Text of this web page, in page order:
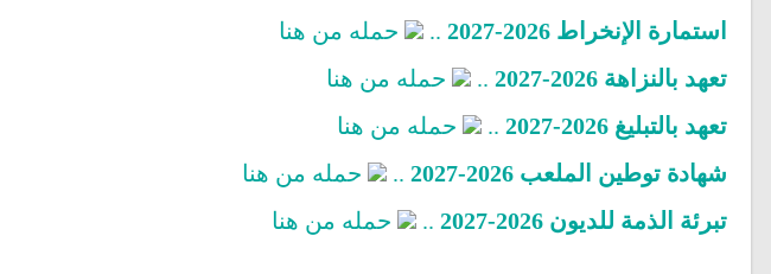
استمارة الإنخراط 2026-2027 ..
حمله من هنا
تعهد بالنزاهة 2026-2027
..
حمله من هنا
تعهد بالتبليغ 2026-2027
..
حمله من هنا
شهادة توطين الملعب 2026-2027
..
حمله من هنا
تبرئة الذمة للديون 2026-2027
.. حمله من هنا